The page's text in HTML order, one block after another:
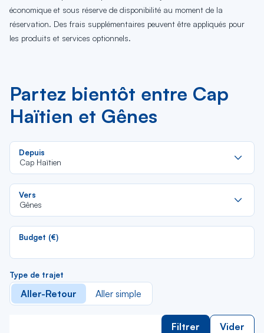
économique et sous réserve de disponibilité au moment de la
réservation. Des frais supplémentaires peuvent être appliqués pour
les produits et services optionnels.
Partez bientôt entre Cap
Haïtien et Gênes
Depuis
Cap Haïtien
Vers
Gênes
Budget (€)
Type de trajet
Aller-Retour Aller simple
Filtrer Vider